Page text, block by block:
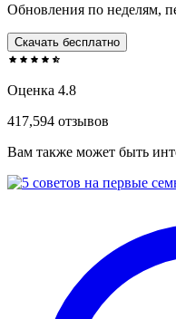
Обновления по неделям,
Скачать бесплатно
Оценка 4.8
417,594 отзывов
Вам также может быть